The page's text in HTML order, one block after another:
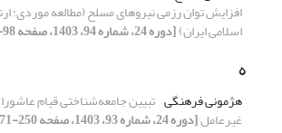
افزایش توان رزمی نیروهای مسلح (مطالعه موردی:
اسلامی ایران)[دوره 24، شماره 94، 1403، صفحه 98-124]
ه
هژمونی فرهنگی تبیین جامعه‌شناختی قیام عاشورا
غیرعامل[دوره 24، شماره 93، 1403، صفحه 250-271]